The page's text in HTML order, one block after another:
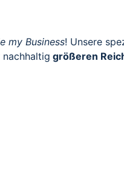
my Business! Unsere
nachhaltig größeren